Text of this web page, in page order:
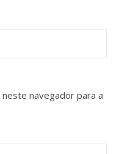
navegador para a